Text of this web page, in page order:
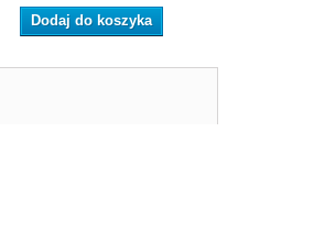
Dodaj do koszyka